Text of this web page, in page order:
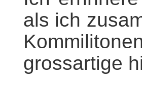
als ich
grossartige